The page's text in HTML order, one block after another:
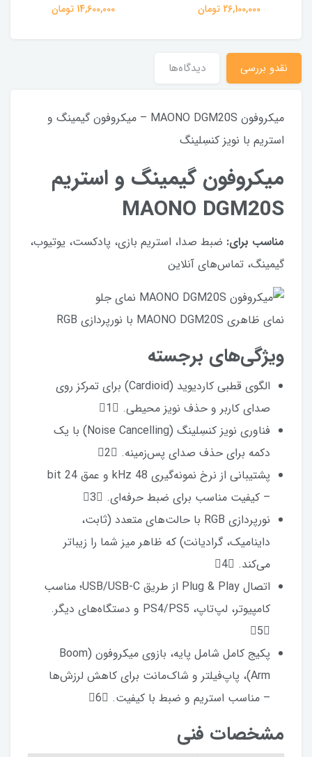
26,100,000 تومان 14,600,000 تومان
نقدو بررسی دیدگاه‌ها
میکروفون MAONO DGM20S – میکروفون گیمینگ و
استریم با نویز کنسِلینگ
میکروفون گیمینگ و استریم
MAONO DGM20S
مناسب برای: ضبط صدا، استریم بازی، پادکست، یوتیوب،
گیمینگ، تماس‌های آنلاین
نمای ظاهری MAONO DGM20S با نورپردازی RGB
ویژگی‌های برجسته
الگوی قطبی کاردیوید (Cardioid) برای تمرکز روی
صدای کاربر و حذف نویز محیطی. 1
فناوری نویز کنسِلینگ (Noise Cancelling) با یک
دکمه برای حذف صدای پس‌زمینه. 2
پشتیبانی از نرخ نمونه‌گیری 48 kHz و عمق 24 bit
– کیفیت مناسب برای ضبط حرفه‌ای. 3
نورپردازی RGB با حالت‌های متعدد (ثابت،
داینامیک، گرادیانت) که ظاهر میز شما را زیباتر
می‌کند. 4
اتصال Plug & Play از طریق USB/USB-C؛ مناسب
کامپیوتر، لپ‌تاپ، PS4/PS5 و دستگاه‌های دیگر.
5
پکیج کامل شامل پایه، بازوی میکروفون (Boom
Arm)، پاپ‌فیلتر و شاک‌مانت برای کاهش لرزش‌ها
– مناسب استریم و ضبط با کیفیت. 6
مشخصات فنی